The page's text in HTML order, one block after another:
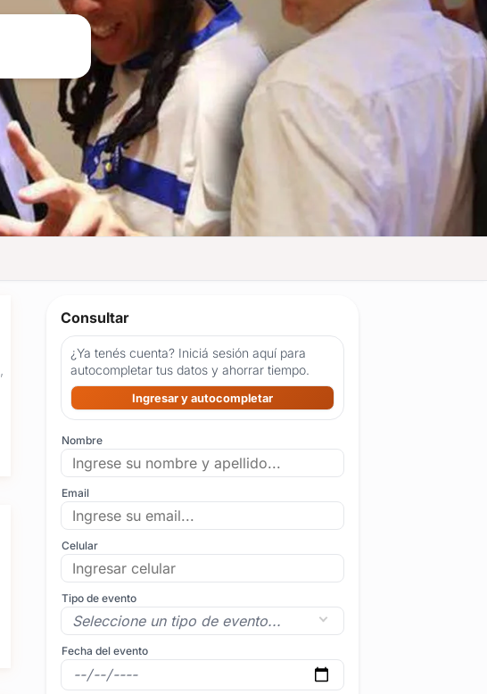
Consultar
¿Ya tenés cuenta? Iniciá sesión aquí para
autocompletar tus datos y ahorrar tiempo.
Ingresar y autocompletar
Nombre
Email
Celular
Tipo de evento
Fecha del evento